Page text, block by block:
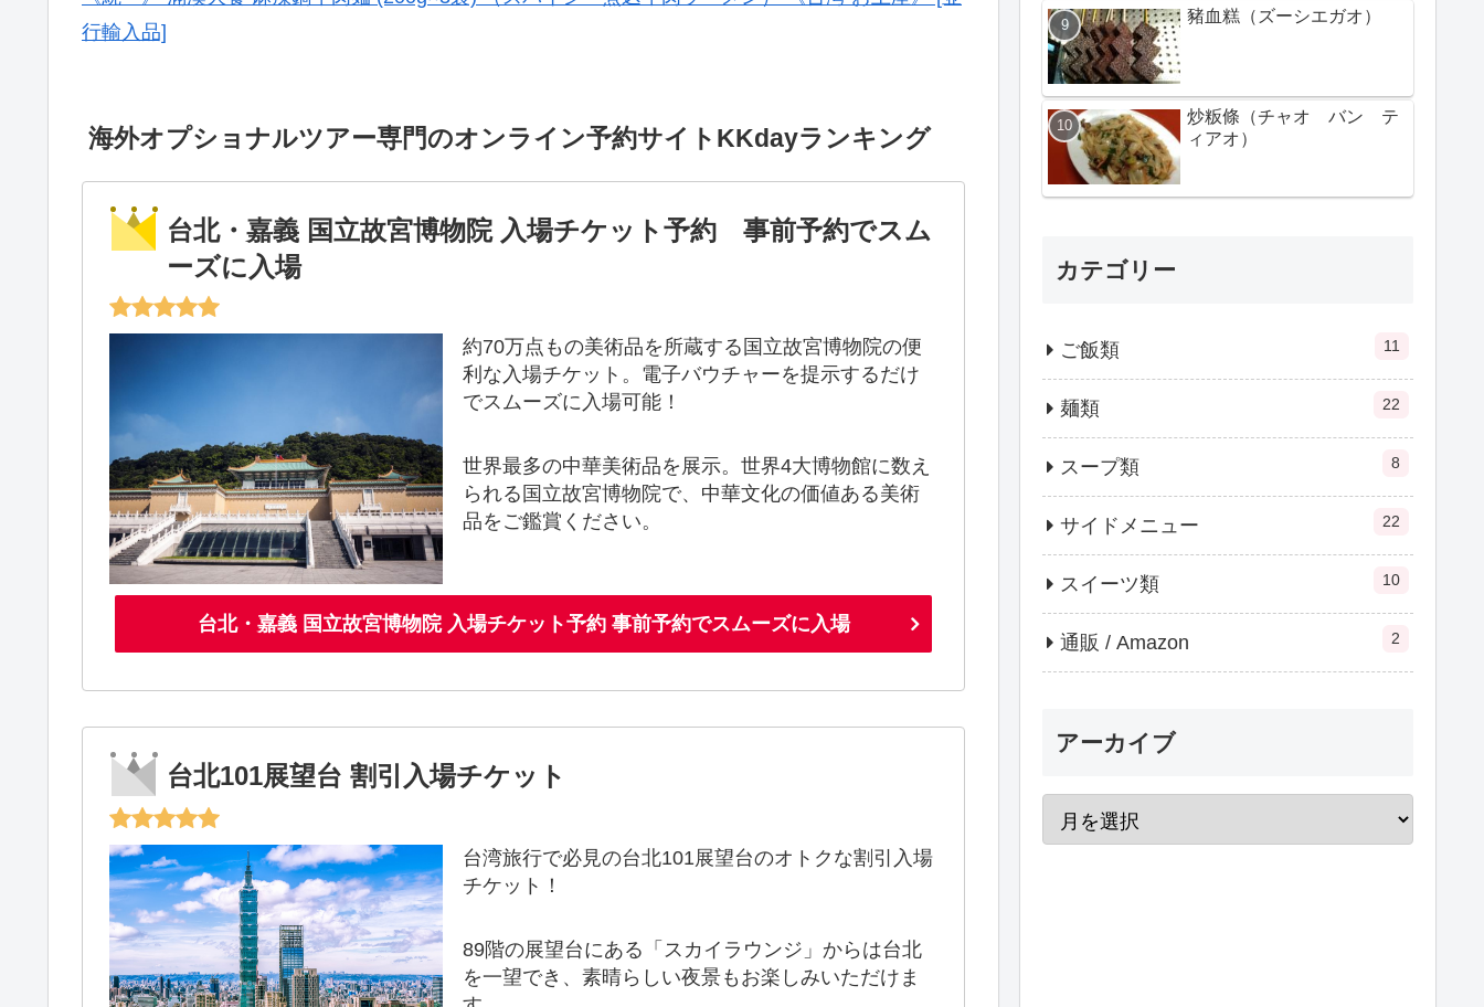
行輸入品]
海外オプショナルツアー専門のオンライン予約サイトKKdayランキング
台北・嘉義 国立故宮博物院 入場チケット予約 事前予約でスム
ーズに入場
約70万点もの美術品を所蔵する国立故宮博物院の便
利な入場チケット。電子バウチャーを提示するだけ
でスムーズに入場可能！
世界最多の中華美術品を展示。世界4大博物館に数え
られる国立故宮博物院で、中華文化の価値ある美術
品をご鑑賞ください。
台北・嘉義 国立故宮博物院 入場チケット予約 事前予約でスムーズに入場
台北101展望台 割引入場チケット
台湾旅行で必見の台北101展望台のオトクな割引入場
チケット！
89階の展望台にある「スカイラウンジ」からは台北
を一望でき、素晴らしい夜景もお楽しみいただけま
豬血糕（ズーシエガオ）
炒粄條（チャオ バン テ
ィアオ）
カテゴリー
ご飯類 11
麺類 22
スープ類 8
サイドメニュー 22
スイーツ類 10
通販 / Amazon 2
アーカイブ